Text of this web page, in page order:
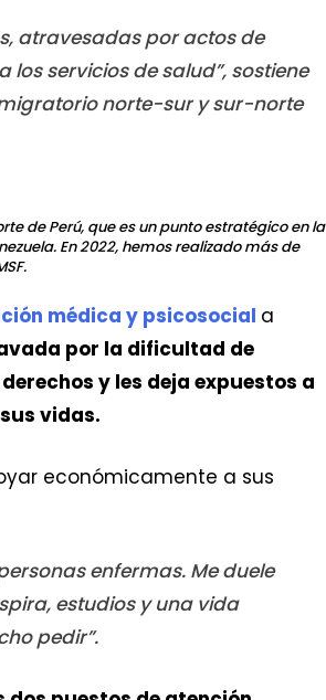
atravesadas por actos de
servicios de salud”, sostiene
norte-sur y sur-norte
de Perú, que es un punto estratégico en la
En 2022, hemos realizado más de
médica y psicosocial a
por la dificultad de
y les deja expuestos a
vidas.
económicamente a sus
enfermas. Me duele
estudios y una vida
pedir”.